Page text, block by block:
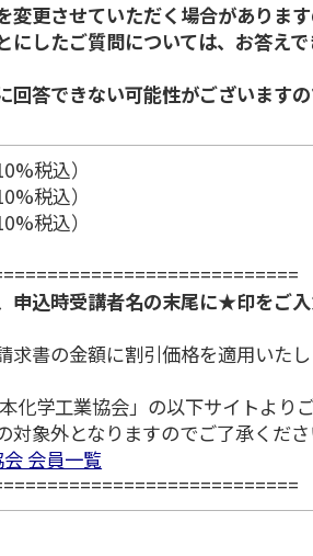
更させていただく場合があります
したご質問については、お答え
答できない可能性がございます
込）
税込）
税込）
込時受講者名の末尾に★印をご入
書の金額に割引価格を適用いたし
学工業協会」の以下サイトよりご
象外となりますのでご了承くださ
会員一覧